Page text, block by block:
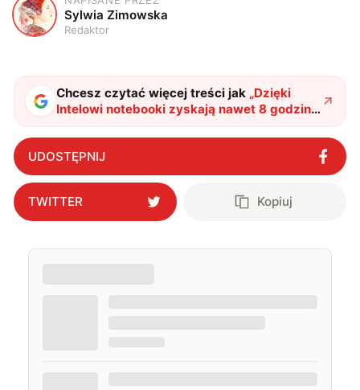
S Sylwia Zimowska
Redaktor
Chcesz czytać więcej treści jak „Dzięki
Intelowi notebooki zyskają nawet 8 godzin
dodatkowej pracy!"?
UDOSTĘPNIJ
TWITTER Kopiuj